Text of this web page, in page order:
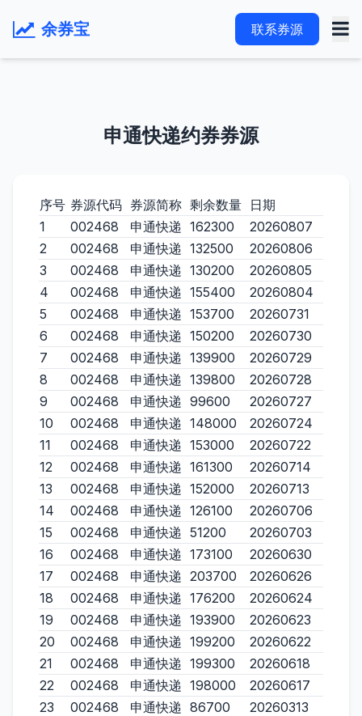
余券宝 联系券源
申通快递约券券源
序号 券源代码 券源简称 剩余数量 日期
1
002468 申通快递 162300
20260807
2
002468 申通快递 132500
20260806
3
002468 申通快递 130200
20260805
4
002468 申通快递 155400
20260804
5
002468 申通快递 153700
20260731
6
002468 申通快递 150200
20260730
7
002468 申通快递 139900
20260729
8
002468 申通快递 139800
20260728
9
002468 申通快递 99600
20260727
10
002468 申通快递 148000
20260724
11
002468 申通快递 153000
20260722
12
002468 申通快递 161300
20260714
13
002468 申通快递 152000
20260713
14
002468 申通快递 126100
20260706
15
002468 申通快递 51200
20260703
16
002468 申通快递 173100
20260630
17
002468 申通快递 203700
20260626
18
002468 申通快递 176200
20260624
19
002468 申通快递 193900
20260623
20
002468 申通快递 199200
20260622
21
002468 申通快递 199300
20260618
22
002468 申通快递 198000
20260617
23
002468 申通快递 86700
20260313